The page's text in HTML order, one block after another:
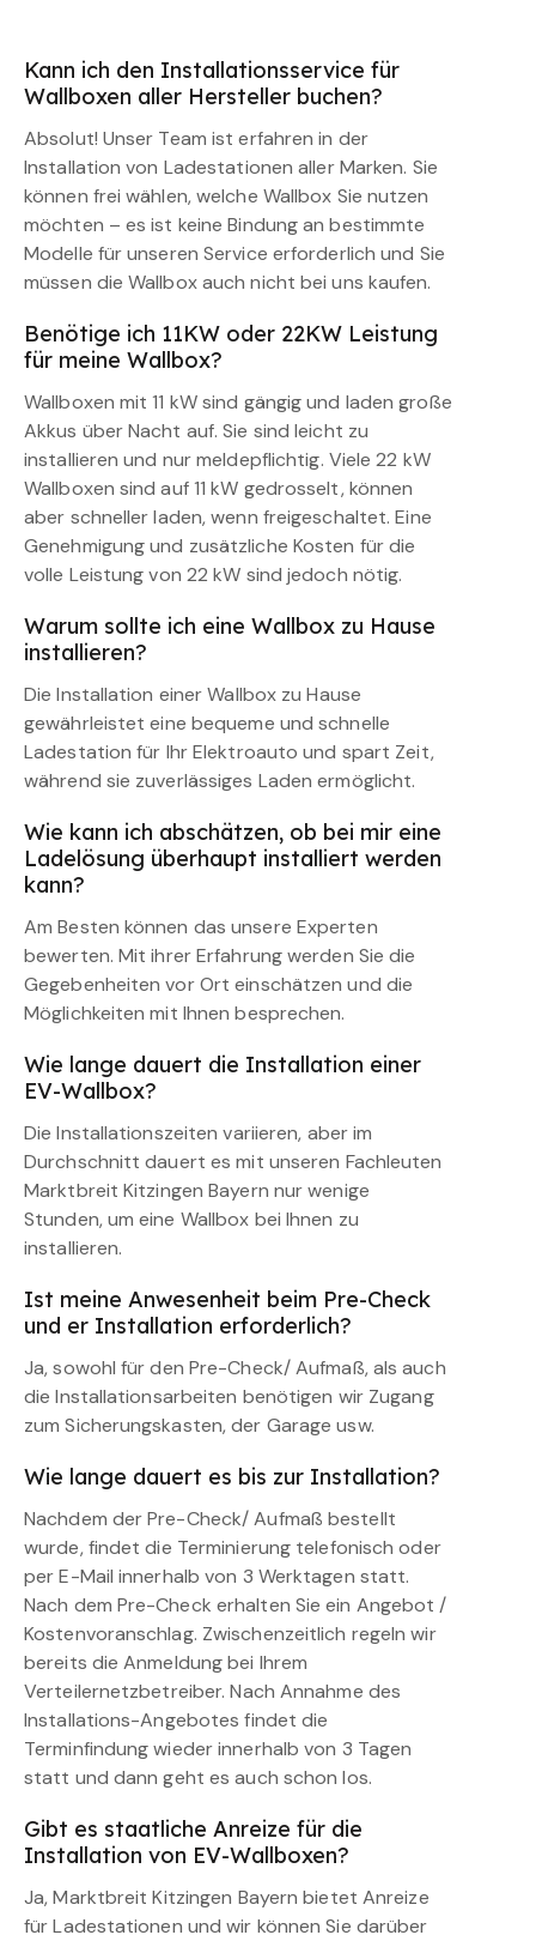
Kann ich den Installationsservice für
Wallboxen aller Hersteller buchen?
Absolut! Unser Team ist erfahren in der
Installation von Ladestationen aller Marken. Sie
können frei wählen, welche Wallbox Sie nutzen
möchten – es ist keine Bindung an bestimmte
Modelle für unseren Service erforderlich und Sie
müssen die Wallbox auch nicht bei uns kaufen.
Benötige ich 11KW oder 22KW Leistung
für meine Wallbox?
Wallboxen mit 11 kW sind gängig und laden große
Akkus über Nacht auf. Sie sind leicht zu
installieren und nur meldepflichtig. Viele 22 kW
Wallboxen sind auf 11 kW gedrosselt, können
aber schneller laden, wenn freigeschaltet. Eine
Genehmigung und zusätzliche Kosten für die
volle Leistung von 22 kW sind jedoch nötig.
Warum sollte ich eine Wallbox zu Hause
installieren?
Die Installation einer Wallbox zu Hause
gewährleistet eine bequeme und schnelle
Ladestation für Ihr Elektroauto und spart Zeit,
während sie zuverlässiges Laden ermöglicht.
Wie kann ich abschätzen, ob bei mir eine
Ladelösung überhaupt installiert werden
kann?
Am Besten können das unsere Experten
bewerten. Mit ihrer Erfahrung werden Sie die
Gegebenheiten vor Ort einschätzen und die
Möglichkeiten mit Ihnen besprechen.
Wie lange dauert die Installation einer
EV-Wallbox?
Die Installationszeiten variieren, aber im
Durchschnitt dauert es mit unseren Fachleuten
Marktbreit Kitzingen Bayern nur wenige
Stunden, um eine Wallbox bei Ihnen zu
installieren.
Ist meine Anwesenheit beim Pre-Check
und er Installation erforderlich?
Ja, sowohl für den Pre-Check/ Aufmaß, als auch
die Installationsarbeiten benötigen wir Zugang
zum Sicherungskasten, der Garage usw.
Wie lange dauert es bis zur Installation?
Nachdem der Pre-Check/ Aufmaß bestellt
wurde, findet die Terminierung telefonisch oder
per E-Mail innerhalb von 3 Werktagen statt.
Nach dem Pre-Check erhalten Sie ein Angebot /
Kostenvoranschlag. Zwischenzeitlich regeln wir
bereits die Anmeldung bei Ihrem
Verteilernetzbetreiber. Nach Annahme des
Installations-Angebotes findet die
Terminfindung wieder innerhalb von 3 Tagen
statt und dann geht es auch schon los.
Gibt es staatliche Anreize für die
Installation von EV-Wallboxen?
Ja, Marktbreit Kitzingen Bayern bietet Anreize
für Ladestationen und wir können Sie darüber